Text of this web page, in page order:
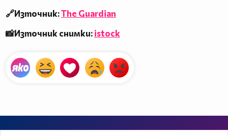
🔗Източник:The Guardian
📸Източник снимки:istock